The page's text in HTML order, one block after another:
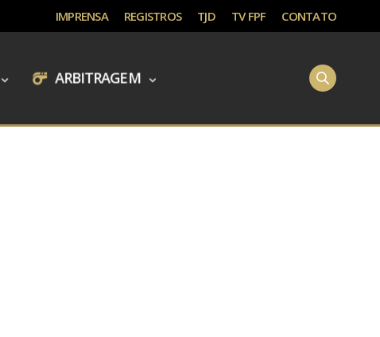
IMPRENSA REGISTROS TJD TV FPF CONTATO
ARBITRAGEM